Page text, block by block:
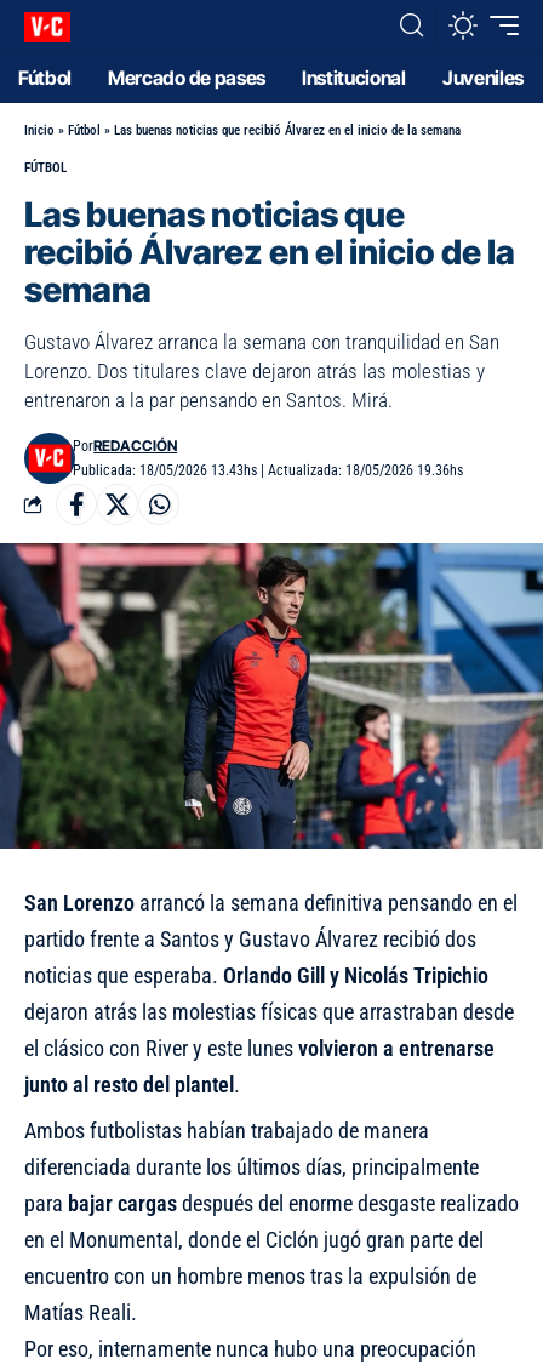
Fútbol Mercado de pases Institucional Juveniles
Inicio » Fútbol » Las buenas noticias que recibió Álvarez en el inicio de la semana
FÚTBOL
Las buenas noticias que
recibió Álvarez en el inicio de la
semana
Gustavo Álvarez arranca la semana con tranquilidad en San
Lorenzo. Dos titulares clave dejaron atrás las molestias y
entrenaron a la par pensando en Santos. Mirá.
PorREDACCIÓN
Publicada: 18/05/2026 13.43hs | Actualizada: 18/05/2026 19.36hs
San Lorenzo arrancó la semana definitiva pensando en el
partido frente a Santos y Gustavo Álvarez recibió dos
noticias que esperaba. Orlando Gill y Nicolás Tripichio
dejaron atrás las molestias físicas que arrastraban desde
el clásico con River y este lunesvolvieron a entrenarse
junto al resto del plantel .
Ambos futbolistas habían trabajado de manera
diferenciada durante los últimos días, principalmente
para bajar cargasdespués del enorme desgaste realizado
en el Monumental, donde el Ciclón jugó gran parte del
encuentro con un hombre menos tras la expulsión de
Matías Reali.
Por eso, internamente nunca hubo una preocupación